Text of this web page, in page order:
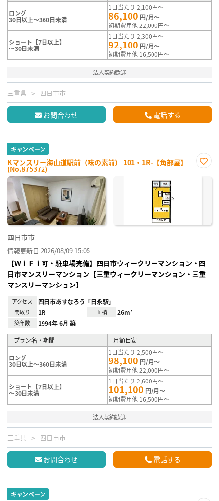
ロング
30日以上～360日未満
1日当たり 2,100円～
86,100 円/月～
初期費用他 22,000円～
ショート【7日以上】
～30日未満
1日当たり 2,300円～
92,100 円/月～
初期費用他 16,500円～
法人契約歓迎
三重県 四日市市
お問合わせ 電話する
キャンペーン
Kマンスリー海山道駅前（味の素前） 101・1R-【角部屋】
(No.875372)
に入
四日市市
情報更新日 2026/08/09 15:05
【ＷｉＦｉ可・駐車場完備】四日市ウィークリーマンション・四
日市マンスリーマンション【三重ウィークリーマンション・三重
マンスリーマンション】
アクセス 四日市あすなろう「日永駅」
間取り 1R 面積 26m²
築年数 1994年 6月 築
プラン名・期間 月額目安
ロング
30日以上～360日未満
1日当たり 2,500円～
98,100 円/月～
初期費用他 22,000円～
ショート【7日以上】
～30日未満
1日当たり 2,600円～
101,100 円/月～
初期費用他 16,500円～
法人契約歓迎
三重県 四日市市
お問合わせ 電話する
キャンペーン